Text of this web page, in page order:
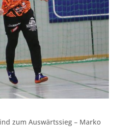
zum Auswärtssieg – Marko